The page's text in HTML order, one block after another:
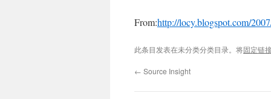
From:http://locy.blogspot.com/
此条目发表在未分类分类目录。将固定链
← Source Insight